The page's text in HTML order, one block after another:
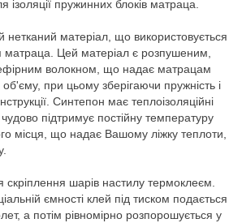
ізоляції пружинних блоків матраца.
нетканий матеріал, що використовується
матраца. Цей матеріал є розпушеним,
волокном, що надає матрацам
при цьому зберігаючи пружність і
Синтепон має теплоізоляційні
підтримує постійну температуру
місця, що надає Вашому ліжку теплоти,
скріплення шарів настилу термоклеєм.
ємності клей під тиском подається
а потім рівномірно розпорошується у